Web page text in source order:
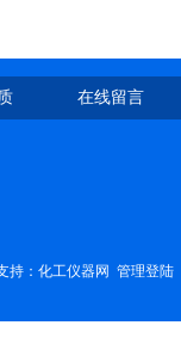
在线留言
持： 化工仪器网 管理登陆